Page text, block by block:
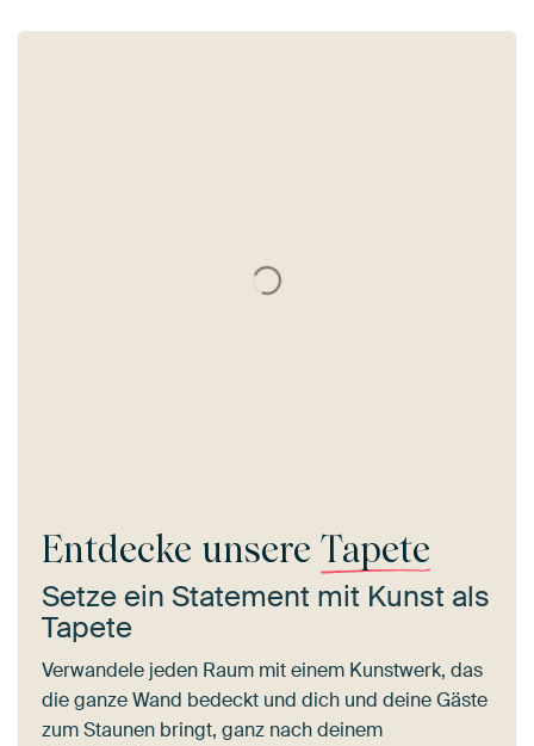
Entdecke unsere Tapete
Setze ein Statement mit Kunst als
Tapete
Verwandele jeden Raum mit einem Kunstwerk, das
die ganze Wand bedeckt und dich und deine Gäste
zum Staunen bringt, ganz nach deinem